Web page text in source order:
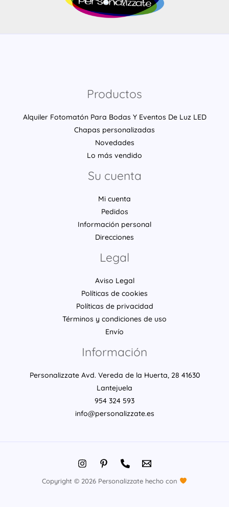
Productos
Alquiler Fotomatón Para Bodas Y Eventos De Luz LED
Chapas personalizadas
Novedades
Lo más vendido
Su cuenta
Mi cuenta
Pedidos
Información personal
Direcciones
Legal
Aviso Legal
Políticas de cookies
Políticas de privacidad
Términos y condiciones de uso
Envío
Información
Personalizzate Avd. Vereda de la Huerta, 28 41630
Lantejuela
954 324 593
info@personalizzate.es
Copyright © 2026 Personalizzate hecho con